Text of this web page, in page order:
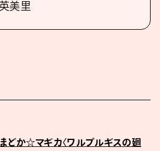
美里
どか☆マギカ〈ワルプルギスの廻